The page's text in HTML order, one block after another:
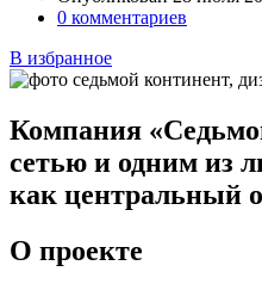
0 комментариев
В избранное
Компания
сетью и одним из
как центральный
О проекте